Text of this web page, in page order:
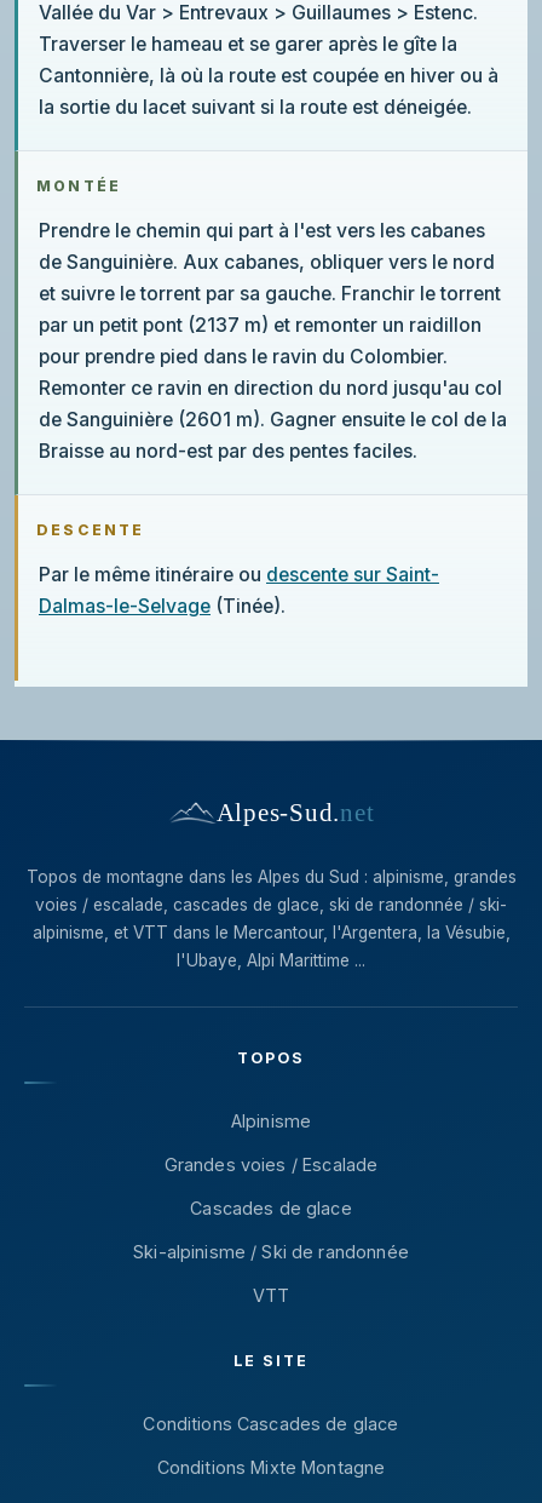
Vallée du Var > Entrevaux > Guillaumes > Estenc.
Traverser le hameau et se garer après le gîte la
Cantonnière, là où la route est coupée en hiver ou à
la sortie du lacet suivant si la route est déneigée.
MONTÉE
Prendre le chemin qui part à l'est vers les cabanes
de Sanguinière. Aux cabanes, obliquer vers le nord
et suivre le torrent par sa gauche. Franchir le torrent
par un petit pont (2137 m) et remonter un raidillon
pour prendre pied dans le ravin du Colombier.
Remonter ce ravin en direction du nord jusqu'au col
de Sanguinière (2601 m). Gagner ensuite le col de la
Braisse au nord-est par des pentes faciles.
DESCENTE
Par le même itinéraire ou descente sur Saint-
Dalmas-le-Selvage (Tinée).
Alpes-Sud.net
Topos de montagne dans les Alpes du Sud : alpinisme, grandes
voies / escalade, cascades de glace, ski de randonnée / ski-
alpinisme, et VTT dans le Mercantour, l'Argentera, la Vésubie,
l'Ubaye, Alpi Marittime ...
TOPOS
Alpinisme
Grandes voies / Escalade
Cascades de glace
Ski-alpinisme / Ski de randonnée
VTT
LE SITE
Conditions Cascades de glace
Conditions Mixte Montagne